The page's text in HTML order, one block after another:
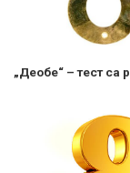
„Деобе“ – тест